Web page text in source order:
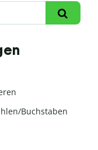
Buchstaben